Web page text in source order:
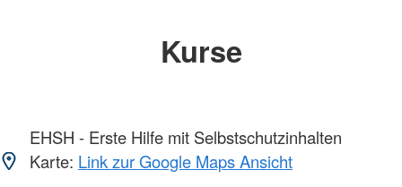
Kurse
EHSH - Erste Hilfe mit Selbstschutzinhalten
Karte: Link zur Google Maps Ansicht